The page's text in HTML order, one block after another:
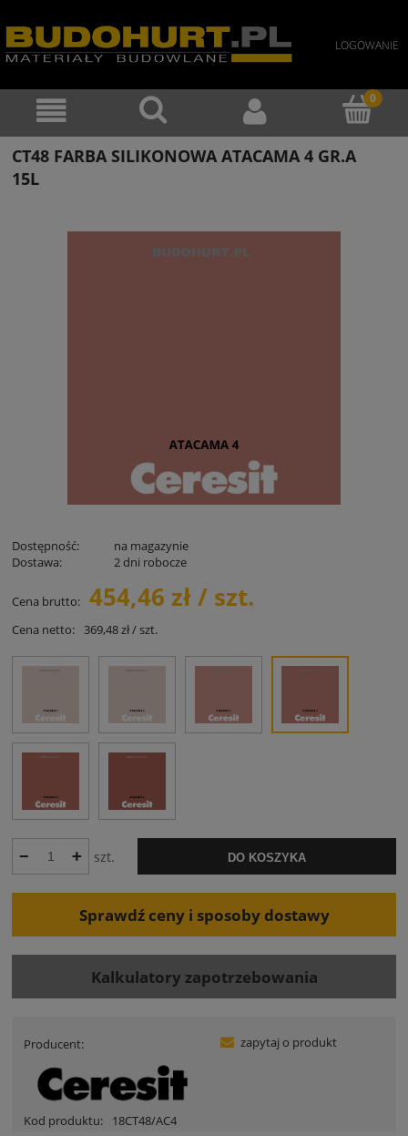
LOGOWANIE
CT48 FARBA SILIKONOWA ATACAMA 4 GR.A
15L
Dostępność:
na magazynie
Dostawa:
2 dni robocze
Cena brutto: 454,46 zł / szt.
Cena netto: 369,48 zł / szt.
szt. DO KOSZYKA
Sprawdź ceny i sposoby dostawy
Kalkulatory zapotrzebowania
Producent:
Kod produktu: 18CT48/AC4
zapytaj o produkt